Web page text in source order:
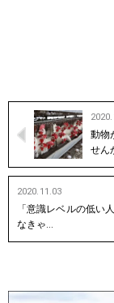
動物
せん
2020.11.03
「意識レベルの低い
なきゃ…